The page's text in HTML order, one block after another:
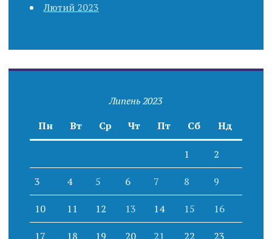
Лютий 2023
Липень 2023
Пн
Вт Ср Чт Пт Сб Нд
1 2
3 4 5 6 7 8 9
10 11 12 13 14 15 16
17 18 19 20 21 22 23